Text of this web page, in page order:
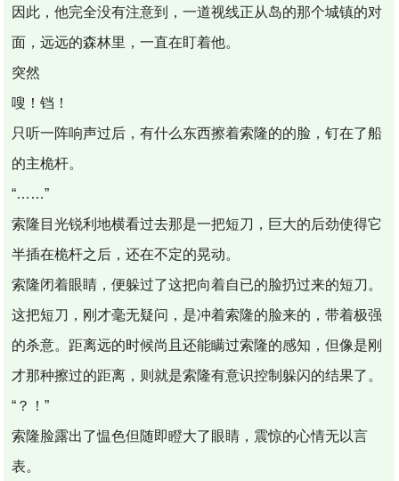
因此，他完全没有注意到，一道视线正从岛的那个城镇的对
面，远远的森林里，一直在盯着他。
突然
嗖！铛！
只听一阵响声过后，有什么东西擦着索隆的的脸，钉在了船
的主桅杆。
“……”
索隆目光锐利地横看过去那是一把短刀，巨大的后劲使得它
半插在桅杆之后，还在不定的晃动。
索隆闭着眼睛，便躲过了这把向着自已的脸扔过来的短刀。
这把短刀，刚才毫无疑问，是冲着索隆的脸来的，带着极强
的杀意。距离远的时候尚且还能瞒过索隆的感知，但像是刚
才那种擦过的距离，则就是索隆有意识控制躲闪的结果了。
“？！”
索隆脸露出了愠色但随即瞪大了眼睛，震惊的心情无以言
表。